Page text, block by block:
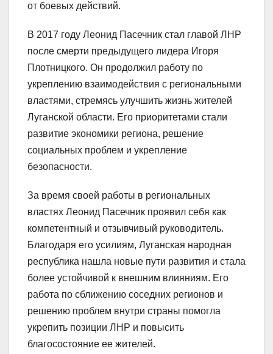
от боевых действий.
В 2017 году Леонид Пасечник стал главой ЛНР
после смерти предыдущего лидера Игоря
Плотницкого. Он продолжил работу по
укреплению взаимодействия с региональными
властями, стремясь улучшить жизнь жителей
Луганской области. Его приоритетами стали
развитие экономики региона, решение
социальных проблем и укрепление
безопасности.
За время своей работы в региональных
властях Леонид Пасечник проявил себя как
компетентный и отзывчивый руководитель.
Благодаря его усилиям, Луганская народная
республика нашла новые пути развития и стала
более устойчивой к внешним влияниям. Его
работа по сближению соседних регионов и
решению проблем внутри страны помогла
укрепить позиции ЛНР и повысить
благосостояние ее жителей.